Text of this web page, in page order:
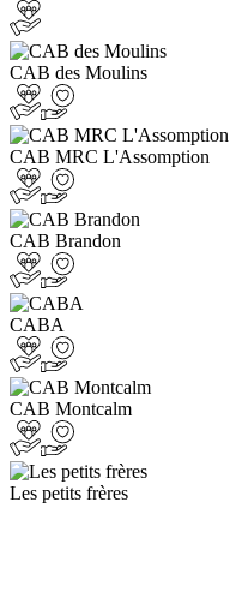
CAB des Moulins
CAB MRC L'Assomption
CAB Brandon
CABA
CAB Montcalm
Les petits frères